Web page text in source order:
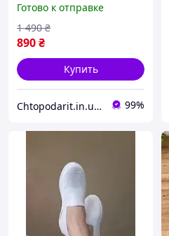
мокасины размер 40,
черные Код 00-0708
Готово к отправке
890₴
1 490 ₴
Купить
Chtopodarit.in.ua-інтернет-магазин цікавих подарунків 99%